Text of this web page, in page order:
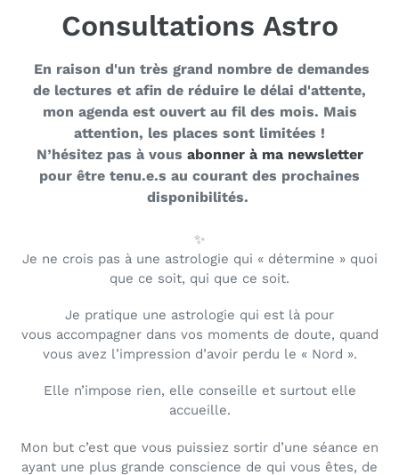
C
o
l
l
e
i
n
:
Consultations Astro
En raison d'un très grand nombre de demandes
de lectures et afin de réduire le délai d'attente,
mon agenda est ouvert au fil des mois. Mais
attention, les places sont limitées !
N’hésitez pas à vous abonner à ma newsletter
pour être tenu.e.s au courant des prochaines
disponibilités.
✨
Je ne crois pas à une astrologie qui « détermine » quoi
que ce soit, qui que ce soit.
Je pratique une astrologie qui est là pour
vous accompagner dans vos moments de doute, quand
vous avez l’impression d’avoir perdu le « Nord ».
Elle n’impose rien, elle conseille et surtout elle
accueille.
Mon but c’est que vous puissiez sortir d’une séance en
ayant une plus grande conscience de qui vous êtes, de